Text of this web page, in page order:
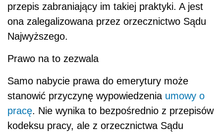
przepis zabraniający im takiej praktyki. A jest
ona zalegalizowana przez orzecznictwo Sądu
Najwyższego.
Prawo na to zezwala
Samo nabycie prawa do emerytury może
stanowić przyczynę wypowiedzenia umowy o
pracę. Nie wynika to bezpośrednio z przepisów
kodeksu pracy, ale z orzecznictwa Sądu